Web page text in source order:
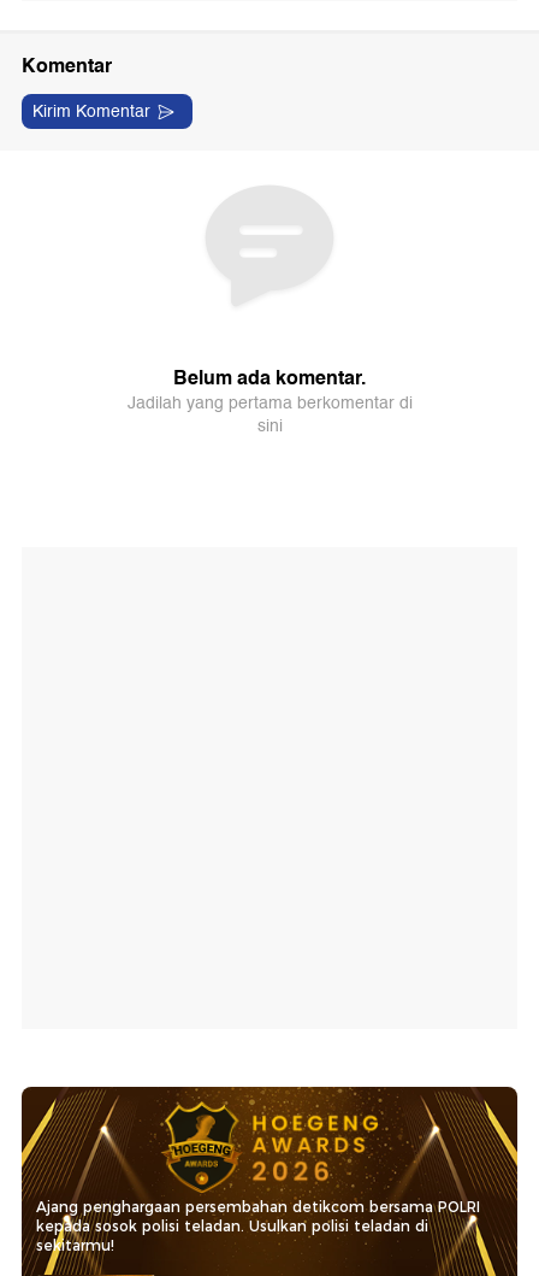
Ajang penghargaan persembahan detikcom bersama POLRI
kepada sosok polisi teladan. Usulkan polisi teladan di
sekitarmu!